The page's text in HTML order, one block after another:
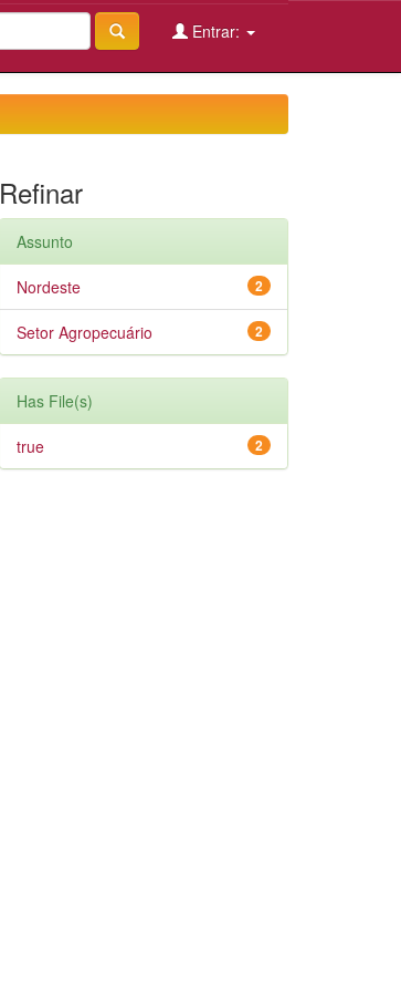
Entrar:
Refinar
Assunto
2
Nordeste
2
Setor Agropecuário
Has File(s)
2
true